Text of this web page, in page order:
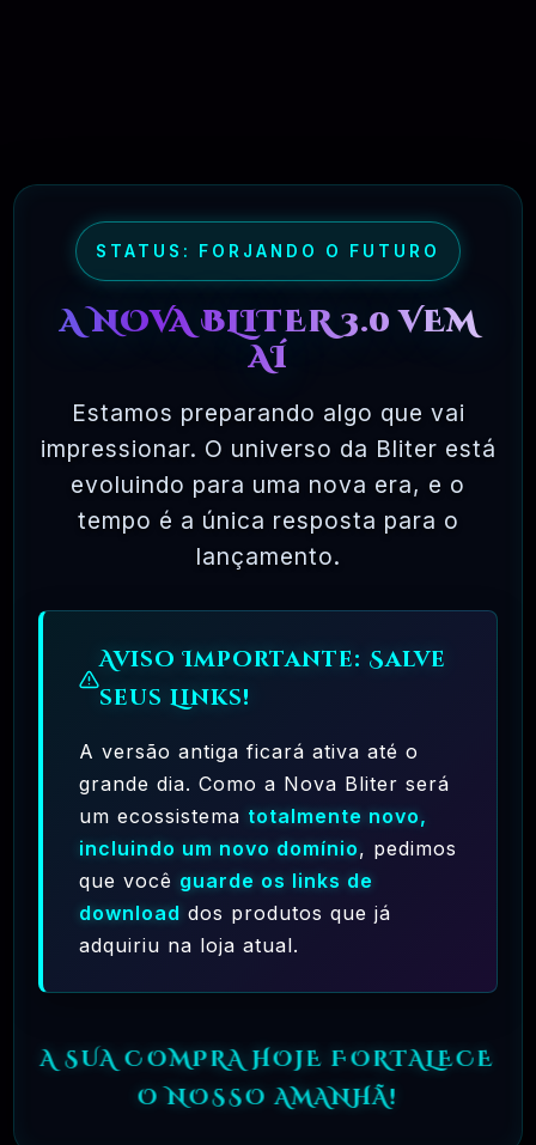
Avaliação Suporte – 18
Avaliação Suporte – 17
STATUS: FORJANDO O FUTURO
A NOVA BLITER 3.0 VEM
AÍ
Estamos preparando algo que vai
impressionar. O universo da Bliter está
evoluindo para uma nova era, e o
tempo é a única resposta para o
lançamento.
Aviso Importante: Salve
seus Links!
A versão antiga ficará ativa até o
grande dia. Como a Nova Bliter será
um ecossistema totalmente novo,
incluindo um novo domínio, pedimos
que você guarde os links de
download dos produtos que já
adquiriu na loja atual.
A SUA COMPRA HOJE FORTALECE
O NOSSO AMANHÃ!